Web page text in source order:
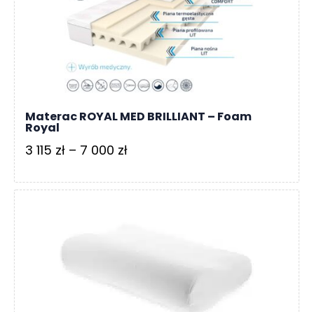
Materac ROYAL MED BRILLIANT – Foam
Royal
3 115 zł – 7 000 złZakres
od
000 zł